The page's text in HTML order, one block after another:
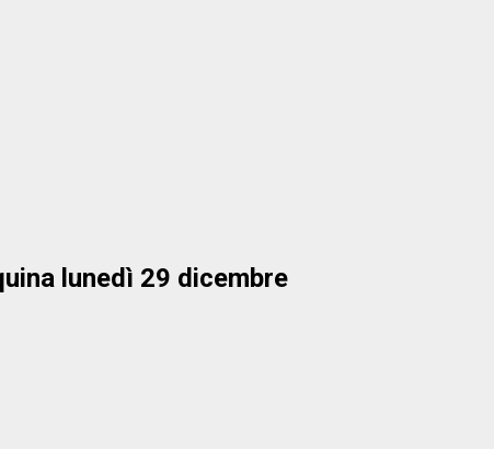
lunedì 29 dicembre